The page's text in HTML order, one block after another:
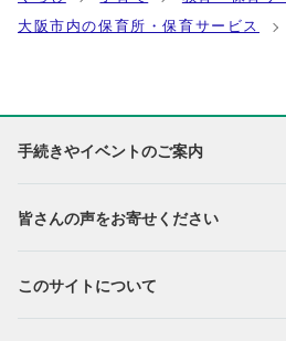
大阪市内の保育所・保育サービス
手続きやイベントのご案内
皆さんの声をお寄せください
このサイトについて